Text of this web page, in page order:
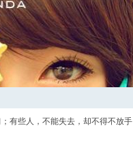
索
有些人，不能失去，却不得不放手